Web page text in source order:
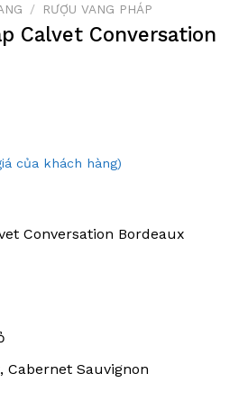
/ RƯỢU VANG PHÁP
Calvet Conversation
của khách hàng)
Conversation Bordeaux
Cabernet Sauvignon